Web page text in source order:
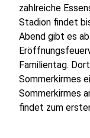
zahlreiche
Stadion findet
Abend gibt es
Familientag.
Sommerkirmes
Sommerkirmes
findet zum